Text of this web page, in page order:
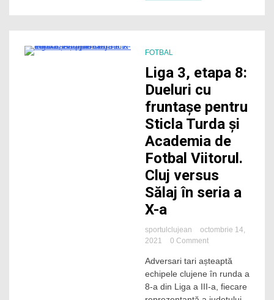
FOTBAL
Liga 3, etapa 8:
Dueluri cu
fruntașe pentru
Sticla Turda și
Academia de
Fotbal Viitorul.
Cluj versus
Sălaj în seria a
X-a
sportulclujean
octombrie 14,
2021
0 Commenton
3,
etapa
8:
Dueluri
Adversari tari așteaptă
echipele clujene în runda a
8-a din Liga a III-a, fiecare